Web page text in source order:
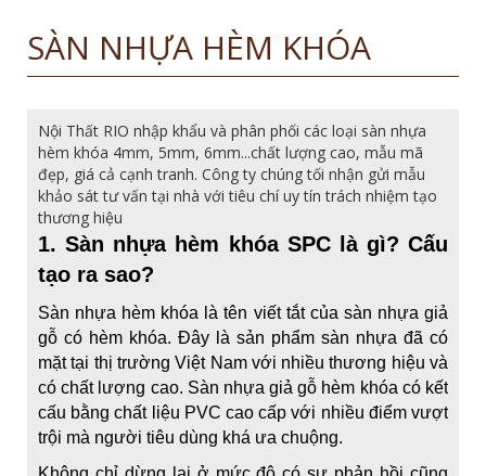
SÀN NHỰA HÈM KHÓA
Nội Thất RIO nhập khẩu và phân phối các loại sàn nhựa
hèm khóa 4mm, 5mm, 6mm...chất lượng cao, mẫu mã
đẹp, giá cả cạnh tranh. Công ty chúng tối nhận gửi mẫu
khảo sát tư vấn tại nhà với tiêu chí uy tín trách nhiệm tạo
thương hiệu
1. Sàn nhựa hèm khóa SPC là gì? Cấu
tạo ra sao?
Sàn nhựa hèm khóa là tên viết tắt của sàn nhựa giả
gỗ có hèm khóa. Đây là sản phẩm sàn nhựa đã có
mặt tại thị trường Việt Nam với nhiều thương hiệu và
có chất lượng cao. Sàn nhựa giả gỗ hèm khóa có kết
cấu bằng chất liệu PVC cao cấp với nhiều điểm vượt
trội mà người tiêu dùng khá ưa chuộng.